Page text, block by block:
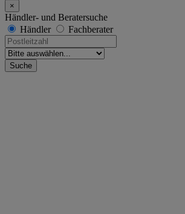
×
Händler- und Beratersuche
Händler
Fachberater